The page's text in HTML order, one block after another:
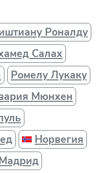
Роналду
Салах
Ромелу Лукаку
Мюнхен
Норвегия